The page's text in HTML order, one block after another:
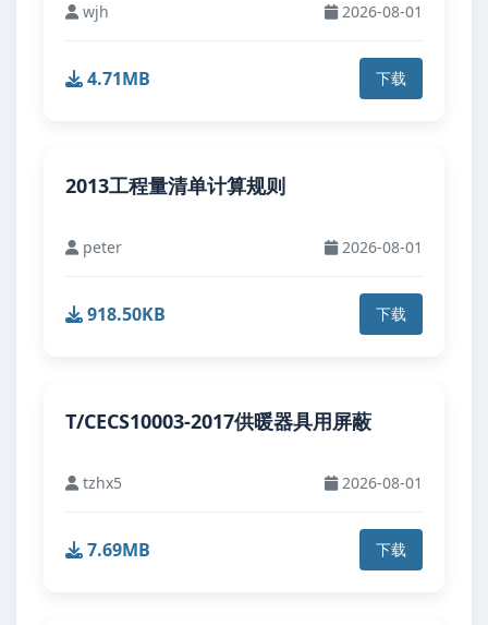
wjh 2026-08-01
4.71MB 下载
2013工程量清单计算规则
peter 2026-08-01
918.50KB 下载
T/CECS10003-2017供暖器具用屏蔽
tzhx5 2026-08-01
7.69MB 下载